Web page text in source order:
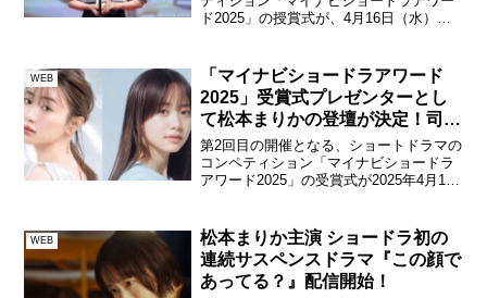
ド2025」の授賞式が、4月16日（水）都
品『ゴシップ！』が新人賞を受賞。2.5...
WEB
「マイナビショードラアワード
2025」受賞式プレゼンターとし
て松本まりかの登壇が決定！司会
は森香澄
第2回目の開催となる、ショートドラマの
コンペティション「マイナビショードラ
アワード2025」の受賞式が2025年4月16
の発表および賞の贈呈、“縦型ショート動
画”をテー...
WEB
松本まりか主演 ショードラ初の
連続サスペンスドラマ『この顔で
あってる？』配信開始！